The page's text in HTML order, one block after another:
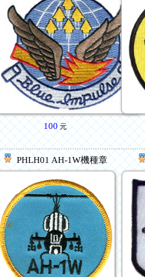
100 元
PHLH01 AH-1W機種章